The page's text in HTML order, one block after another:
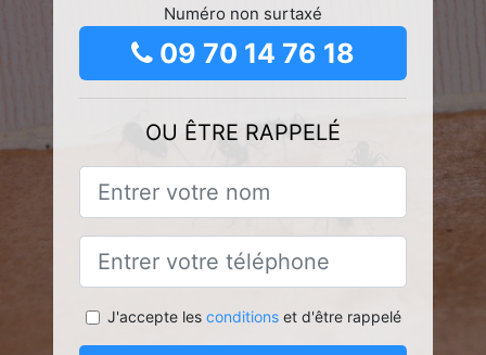
Numéro non surtaxé
09 70 14 76 18
OU ÊTRE RAPPELÉ
J'accepte les conditionset d'être rappelé